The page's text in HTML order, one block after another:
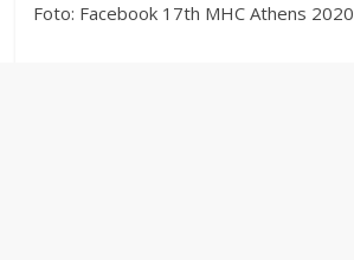
Foto: Facebook 17th MHC Athens 2020